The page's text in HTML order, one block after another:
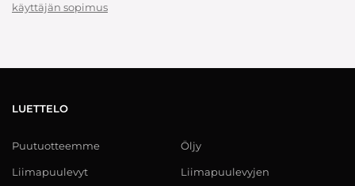
käyttäjän sopimus
LUETTELO
Puutuotteemme
Liimapuulevyt
Öljy
Liimapuulevyjen